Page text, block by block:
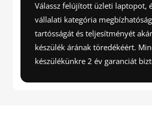
Válassz felújított üzleti laptopot,
vállalati kategória
tartósságát és teljesítményét
készülék árának töredékéért.
készülékünkre 2 év garanciát